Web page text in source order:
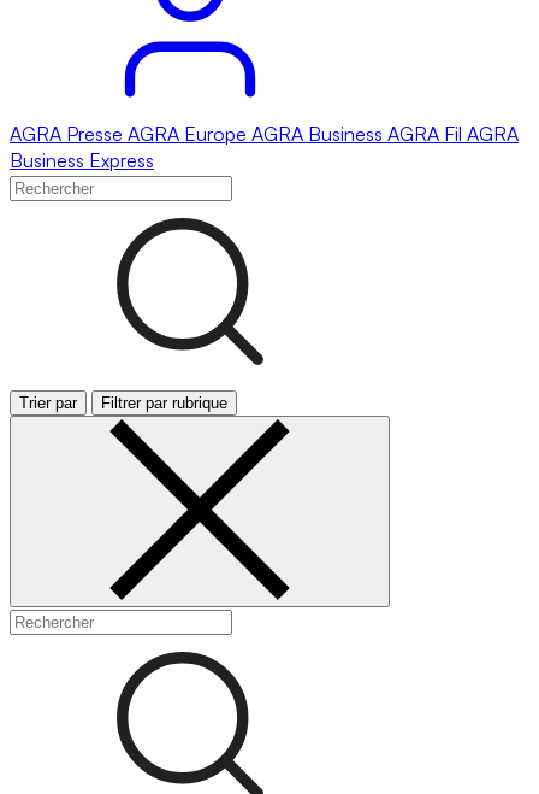
AGRA Presse AGRA Europe AGRA Business AGRA Fil AGRA
Business Express
Trier par Filtrer par rubrique